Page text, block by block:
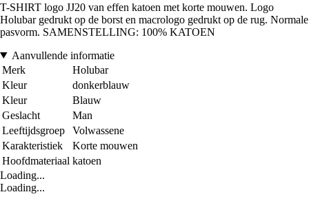
T-SHIRT logo JJ20 van effen katoen met korte mouwen. Logo
Holubar gedrukt op de borst en macrologo gedrukt op de rug. Normale
pasvorm. SAMENSTELLING: 100% KATOEN
Aanvullende informatie
Merk
Holubar
Kleur
donkerblauw
Kleur
Blauw
Geslacht
Man
Leeftijdsgroep
Volwassene
Karakteristiek
Korte mouwen
Hoofdmateriaal katoen
Loading...
Loading...